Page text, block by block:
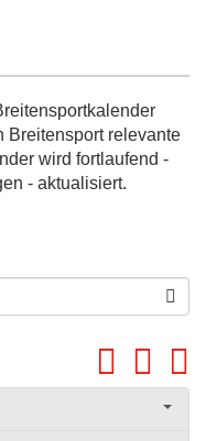
Breitensport relevante
wird fortlaufend -
- aktualisiert.